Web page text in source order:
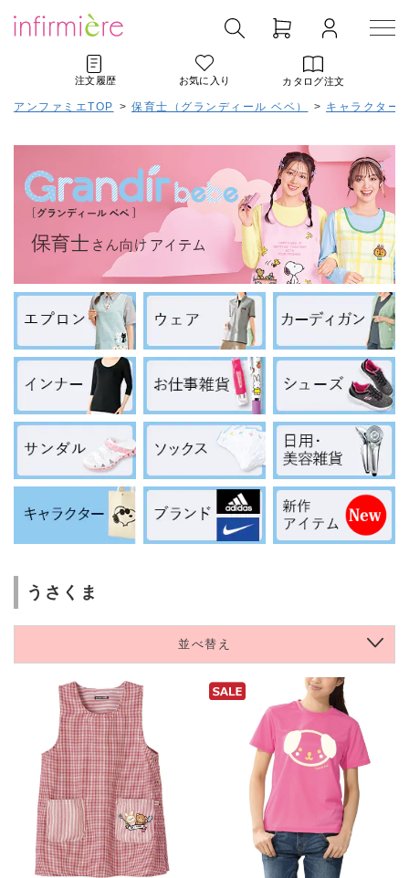
注文履歴 お気に入り カタログ注文
アンファミエTOP > 保育士（グランディール ベベ） > キャラクター
うさくま
並べ替え